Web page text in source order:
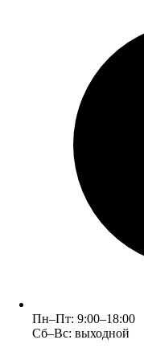
Пн–Пт: 9:00–18:00
Сб–Вс: выходной